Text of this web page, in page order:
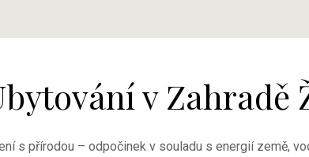
v Zahradě
s přírodou – odpočinek v souladu s energií země,